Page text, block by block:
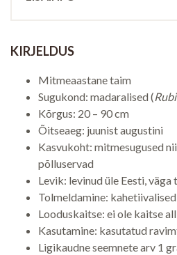
KIRJELDUS
Mitmeaastane taim
Sugukond: madaralised (
Kõrgus: 20 – 90 cm
Õitseaeg: juunist augustini
Kasvukoht: mitmesugused
põlluservad
Levik: levinud üle Eesti, väga
Tolmeldamine:
Looduskaitse: ei ole kaitse all
Kasutamine: kasutatud
Ligikaudne seemnete arv 1